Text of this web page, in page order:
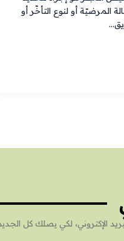
أو لنوع التأخّر أو
الإكتروني، لكي يصلك كل